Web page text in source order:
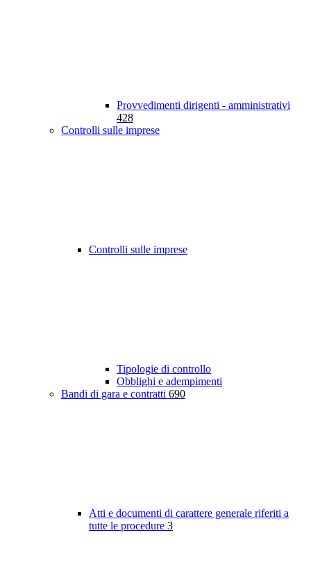
Provvedimenti dirigenti - amministrativi
428
Controlli sulle imprese
Controlli sulle imprese
Tipologie di controllo
Obblighi e adempimenti
Bandi di gara e contratti 690
Atti e documenti di carattere generale riferiti a
tutte le procedure 3